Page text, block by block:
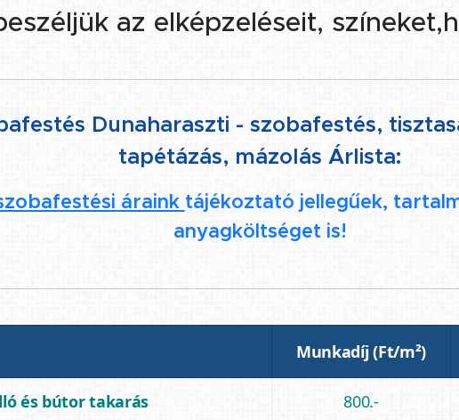
az elképzeléseit,
Dunaharaszti - szobafestés,
tapétázás, mázolás Árlista:
áraink tájékoztató jellegűek,
anyagköltséget is!
Munkadíj (Ft/m²)
és bútor takarás 800.-